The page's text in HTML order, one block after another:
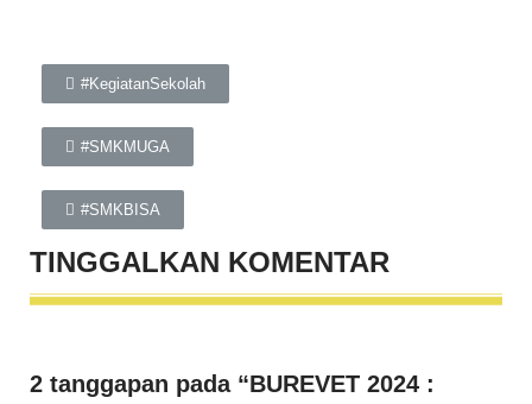
#KegiatanSekolah
#SMKMUGA
#SMKBISA
TINGGALKAN KOMENTAR
2 tanggapan pada “BUREVET 2024 :